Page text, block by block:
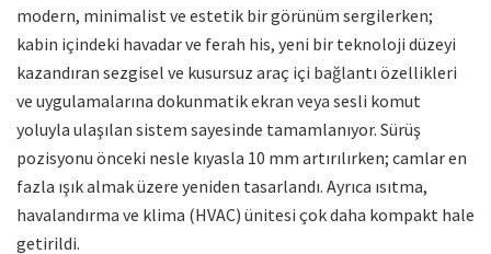
modern, minimalist ve estetik bir görünüm sergilerken;
kabin içindeki havadar ve ferah his, yeni bir teknoloji düzeyi
kazandıran sezgisel ve kusursuz araç içi bağlantı özellikleri
ve uygulamalarına dokunmatik ekran veya sesli komut
yoluyla ulaşılan sistem sayesinde tamamlanıyor. Sürüş
pozisyonu önceki nesle kıyasla 10 mm artırılırken; camlar en
fazla ışık almak üzere yeniden tasarlandı. Ayrıca ısıtma,
havalandırma ve klima (HVAC) ünitesi çok daha kompakt hale
getirildi.